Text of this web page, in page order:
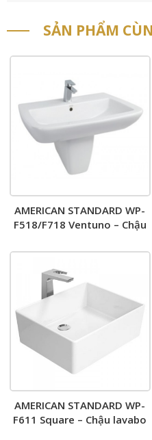
SẢN PHẨM
AMERICAN STANDARD WP-
F518/F718 Ventuno – Chậu
ngắn
AMERICAN STANDARD WP-
F611 Square – Chậu lavabo